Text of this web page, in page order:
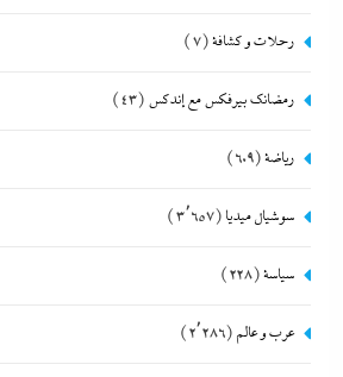
رحلات و كشافة(7)
رمضانك بيرفكس مع إندكس (43)
رياضة(609)
سوشيال ميديا (3٬657)
سياسة(228)
عرب و عالم (2٬286)